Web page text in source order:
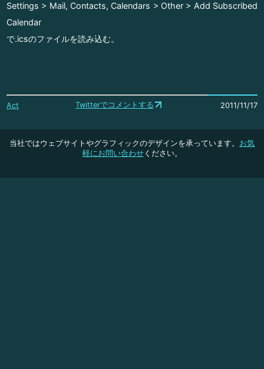
Settings > Mail, Contacts, Calendars > Other > Add Subscribed
Calendar
で.icsのファイルを読み込む。
Act Twitterでコメントする 2011/11/17
当社ではウェブサイトやグラフィックのデザインを承っています。 お気
軽にお問い合わせください。